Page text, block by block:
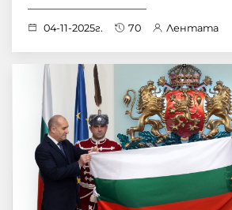
04-11-2025г. 70 Лентата